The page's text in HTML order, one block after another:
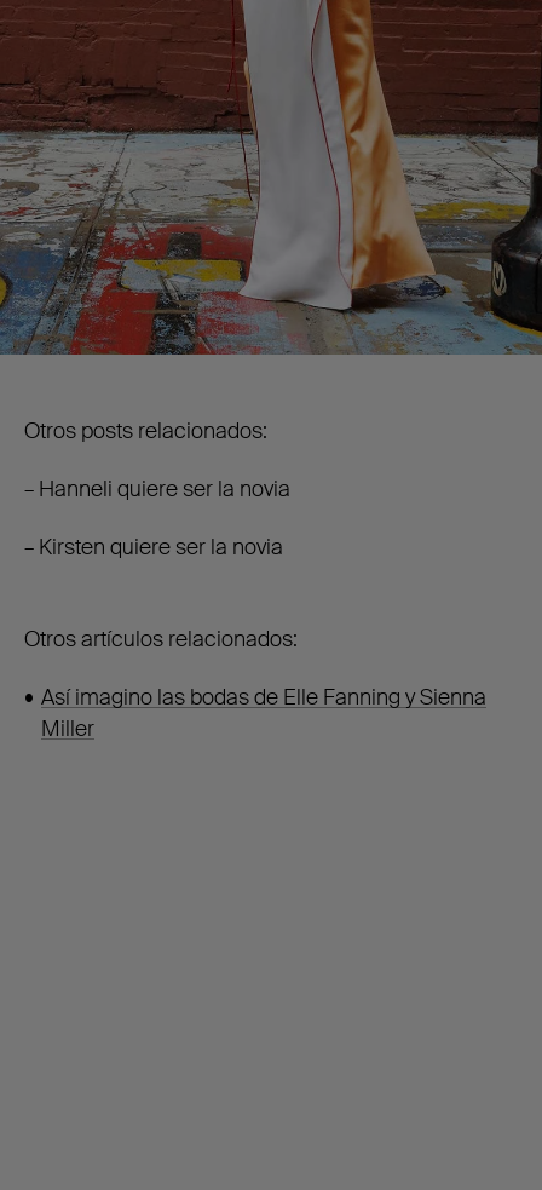
Otros posts relacionados:
– Hanneli quiere ser la novia
– Kirsten quiere ser la novia
Otros artículos relacionados:
Así imagino las bodas de Elle Fanning y Sienna
Miller